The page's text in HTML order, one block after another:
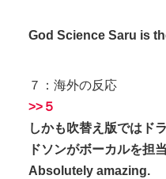
God Science Saru is
７：海外の反応
>>５
しかも吹替え版ではド
ドソンがボーカルを担
Absolutely amazing.